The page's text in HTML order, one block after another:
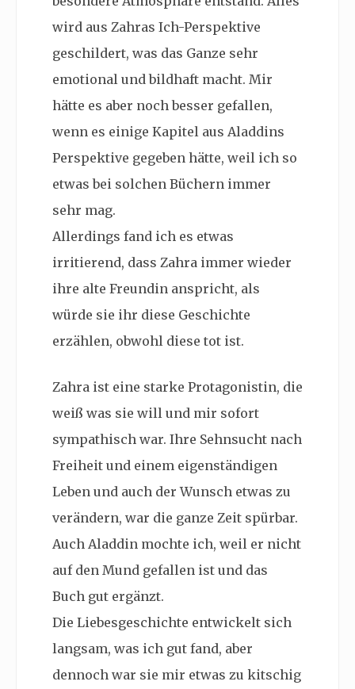
wird aus Zahras Ich-Perspektive
geschildert, was das Ganze sehr
emotional und bildhaft macht. Mir
hätte es aber noch besser gefallen,
wenn es einige Kapitel aus Aladdins
Perspektive gegeben hätte, weil ich so
etwas bei solchen Büchern immer
sehr mag.
Allerdings fand ich es etwas
irritierend, dass Zahra immer wieder
ihre alte Freundin anspricht, als
würde sie ihr diese Geschichte
erzählen, obwohl diese tot ist.
Zahra ist eine starke Protagonistin, die
weiß was sie will und mir sofort
sympathisch war. Ihre Sehnsucht nach
Freiheit und einem eigenständigen
Leben und auch der Wunsch etwas zu
verändern, war die ganze Zeit spürbar.
Auch Aladdin mochte ich, weil er nicht
auf den Mund gefallen ist und das
Buch gut ergänzt.
Die Liebesgeschichte entwickelt sich
langsam, was ich gut fand, aber
dennoch war sie mir etwas zu kitschig